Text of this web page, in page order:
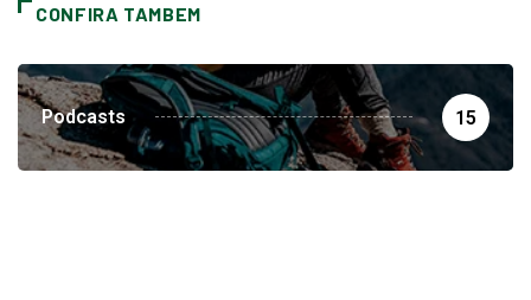
CONFIRA TAMBEM
Podcasts 15